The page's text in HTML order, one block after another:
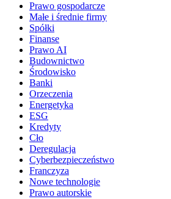
Prawo gospodarcze
Małe i średnie firmy
Spółki
Finanse
Prawo AI
Budownictwo
Środowisko
Banki
Orzeczenia
Energetyka
ESG
Kredyty
Cło
Deregulacja
Cyberbezpieczeństwo
Franczyza
Nowe technologie
Prawo autorskie